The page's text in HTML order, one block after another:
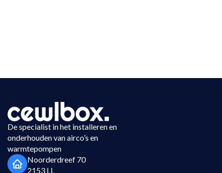
De specialist in het installeren en
onderhouden van airco’s en
warmtepompen
Noorderdreef 70
2153 LL